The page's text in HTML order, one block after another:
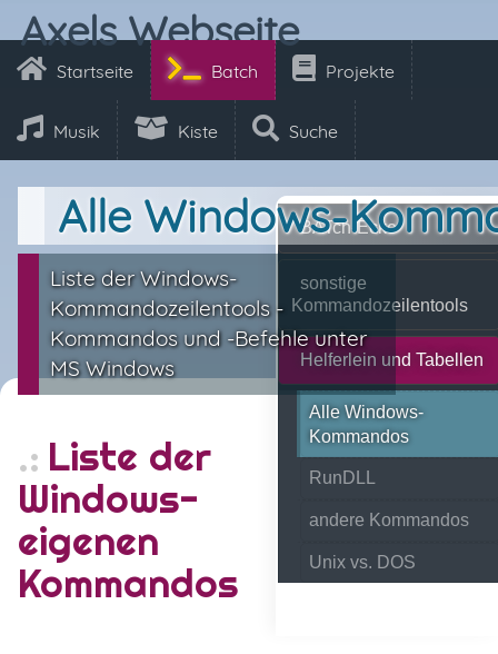
Axels Webseite
Startseite Batch Projekte
Musik Kiste Suche
BATch-Ecke
sonstige
Kommandozeilentools
Helferlein und Tabellen
Alle Windows-
Kommandos
RunDLL
andere Kommandos
Unix vs. DOS
Alle Windows-
Liste der Windows-
Kommandozeilentools -
Kommandos und -Befehle unter
MS Windows
Liste der
Windows-
eigenen
Kommandos